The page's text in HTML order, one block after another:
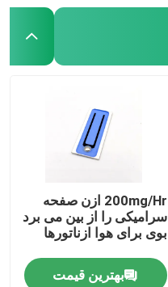
200mg/Hr ازن صفحه
سرامیکی را از بین می برد
بوی برای هوا ازناتورها
بهترین قیمت